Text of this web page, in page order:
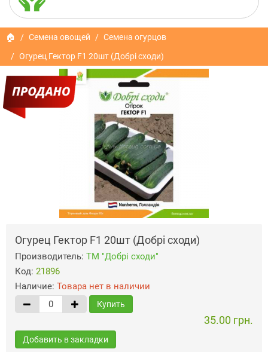
🏠 Семена овощей
Семена огурцов
Огурец Гектор F1 20шт (Добрі сходи)
Огурец Гектор F1 20шт (Добрі сходи)
Производитель: ТМ "Добрі сходи"
Код: 21896
Наличие: Товара нет в наличии
Купить
35.00 грн.
Добавить в закладки